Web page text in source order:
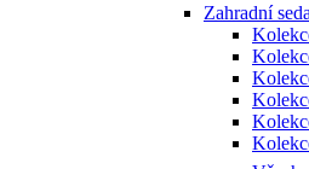
Zahradní